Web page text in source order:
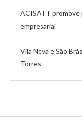
ACISATT promove
empresarial
Vila Nova e São
Torres